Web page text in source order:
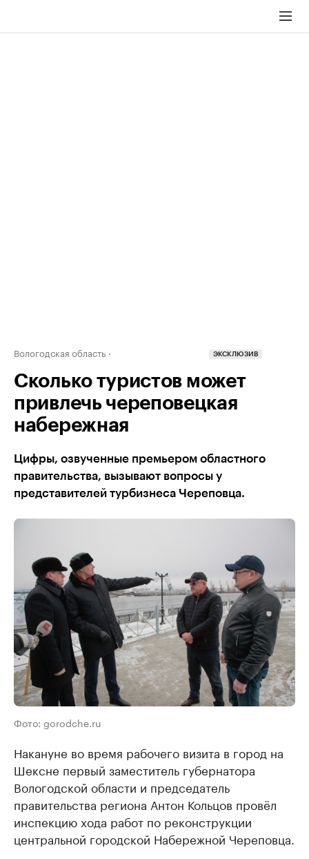
Вологодская область ЭКСКЛЮЗИВ
Сколько туристов может
привлечь череповецкая
набережная
Цифры, озвученные премьером областного
правительства, вызывают вопросы у
представителей турбизнеса Череповца.
Фото: gorodche.ru
Накануне во время рабочего визита в город на
Шексне первый заместитель губернатора
Вологодской области и председатель
правительства региона Антон Кольцов провёл
инспекцию хода работ по реконструкции
центральной городской Набережной Череповца.